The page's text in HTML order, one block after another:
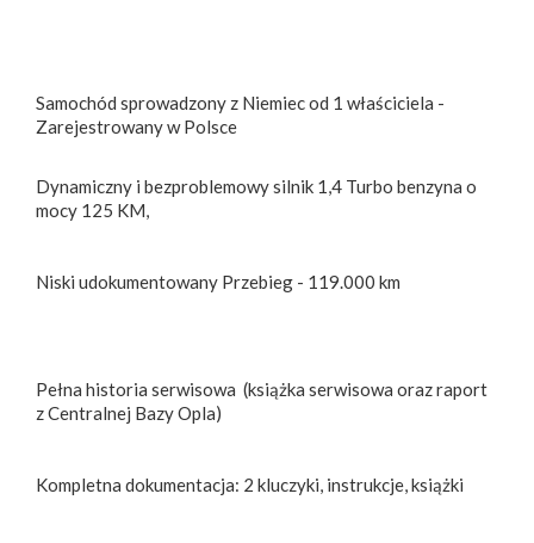
Samochód sprowadzony z Niemiec od 1 właściciela -
Zarejestrowany w Polsce
Dynamiczny i bezproblemowy silnik 1,4 Turbo benzyna o
mocy 125 KM,
Niski udokumentowany Przebieg - 119.000 km
Pełna historia serwisowa (książka serwisowa oraz raport
z Centralnej Bazy Opla)
Kompletna dokumentacja: 2 kluczyki, instrukcje, książki